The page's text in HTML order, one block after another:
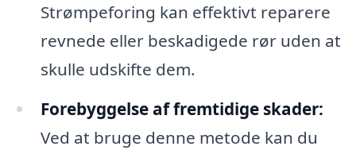
Strømpeforing kan effektivt reparere
revnede eller beskadigede rør uden at
skulle udskifte dem.
Forebyggelse af fremtidige skader:
Ved at bruge denne metode kan du